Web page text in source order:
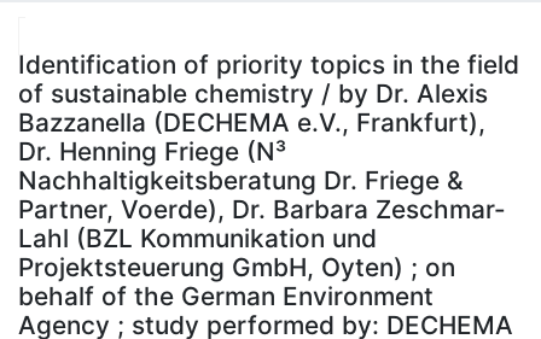
Statistiken
Identification of priority topics in the field
of sustainable chemistry / by Dr. Alexis
Bazzanella (DECHEMA e.V., Frankfurt),
Dr. Henning Friege (N³
Nachhaltigkeitsberatung Dr. Friege &
Partner, Voerde), Dr. Barbara Zeschmar-
Lahl (BZL Kommunikation und
Projektsteuerung GmbH, Oyten) ; on
behalf of the German Environment
Agency ; study performed by: DECHEMA